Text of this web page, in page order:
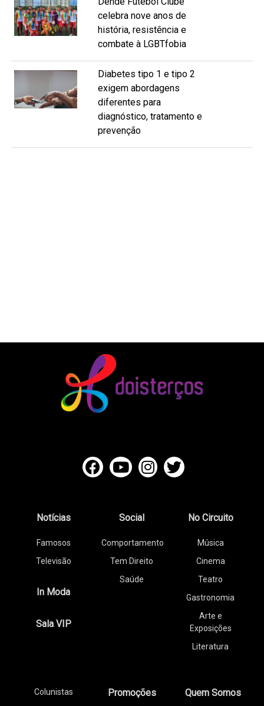
celebra nove anos de
história, resistência e
combate à LGBTfobia
Diabetes tipo 1 e tipo 2
exigem abordagens
diferentes para
diagnóstico, tratamento e
prevenção
Notícias
Famosos
Televisão
In Moda
Sala VIP
Social
Comportamento
Tem Direito
Saúde
No Circuito
Música
Cinema
Teatro
Gastronomia
Arte e
Exposições
Literatura
Colunistas Promoções Quem Somos